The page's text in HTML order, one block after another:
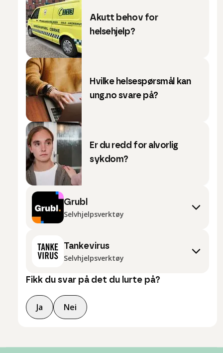
Akutt behov for
helsehjelp?
Hvilke helsespørsmål kan
ung.no svare på?
Er du redd for alvorlig
sykdom?
Grubl
Selvhjelpsverktøy
Tankevirus
Selvhjelpsverktøy
Fikk du svar på det du lurte på?
Ja Nei